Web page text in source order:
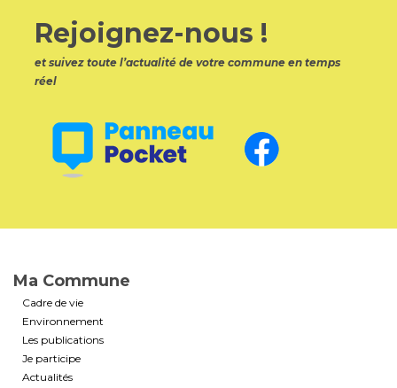
Rejoignez-nous !
et suivez toute l’actualité de votre commune en temps
réel
Ma Commune
Cadre de vie
Environnement
Les publications
Je participe
Actualités